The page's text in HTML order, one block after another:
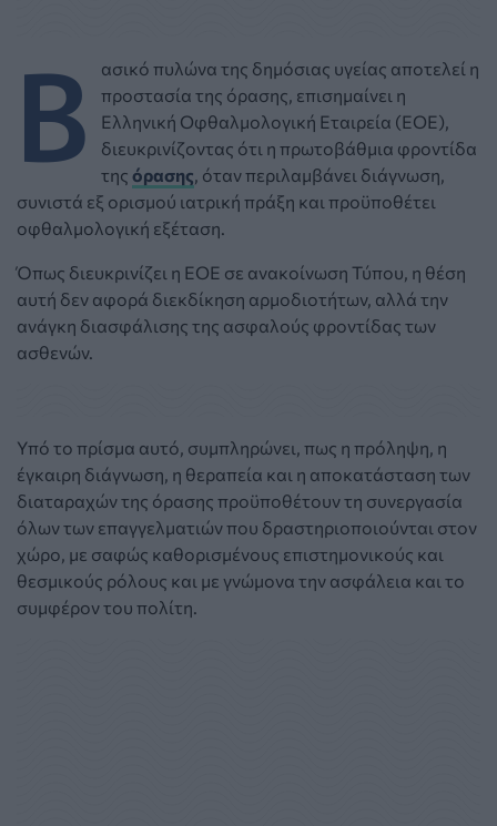
Β
ασικό πυλώνα της δημόσιας υγείας αποτελεί η
προστασία της όρασης, επισημαίνει η
Ελληνική Οφθαλμολογική Εταιρεία (ΕΟΕ),
διευκρινίζοντας ότι η πρωτοβάθμια φροντίδα
της όρασης, όταν περιλαμβάνει διάγνωση,
συνιστά εξ ορισμού ιατρική πράξη και προϋποθέτει
οφθαλμολογική εξέταση.
Όπως διευκρινίζει η ΕΟΕ σε ανακοίνωση Τύπου, η θέση
αυτή δεν αφορά διεκδίκηση αρμοδιοτήτων, αλλά την
ανάγκη διασφάλισης της ασφαλούς φροντίδας των
ασθενών.
Υπό το πρίσμα αυτό, συμπληρώνει, πως η πρόληψη, η
έγκαιρη διάγνωση, η θεραπεία και η αποκατάσταση των
διαταραχών της όρασης προϋποθέτουν τη συνεργασία
όλων των επαγγελματιών που δραστηριοποιούνται στον
χώρο, με σαφώς καθορισμένους επιστημονικούς και
θεσμικούς ρόλους και με γνώμονα την ασφάλεια και το
συμφέρον του πολίτη.